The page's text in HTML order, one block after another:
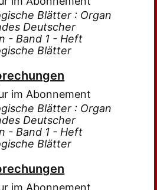
Blätter : Organ
Deutscher
- Band 1 - Heft
Blätter
im Abonnement
Blätter : Organ
Deutscher
- Band 1 - Heft
Blätter
im Abonnement